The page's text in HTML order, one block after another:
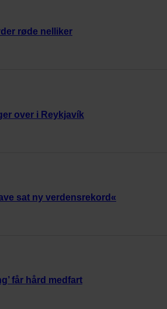
røde nelliker
over i Reykjavík
sat ny verdensrekord«
får hård medfart